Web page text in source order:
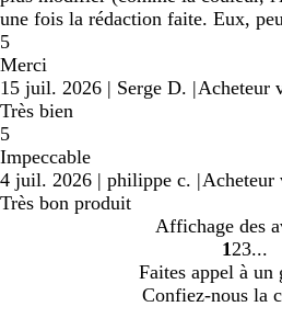
une fois la rédaction faite. Eux,
5
Merci
15 juil. 2026 | Serge D. |Acheteur
Très bien
5
Impeccable
4 juil. 2026 | philippe c. |Acheteur
Très bon produit
Affichage des
Accéder
à
la
1
à
la
2
à
la
3
Faites appel à un
Confiez-nous la